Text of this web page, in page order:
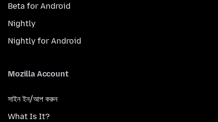
Beta for Android
Nightly
Nightly for Android
Mozilla Account
সাইন ইন/আপ করুন
What Is It?